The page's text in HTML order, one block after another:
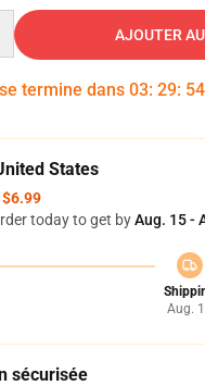
AJOUTER
termine dans 03: 29: 53
States
$6.99
today to get byAug. 15 -
Aug.
sécurisée